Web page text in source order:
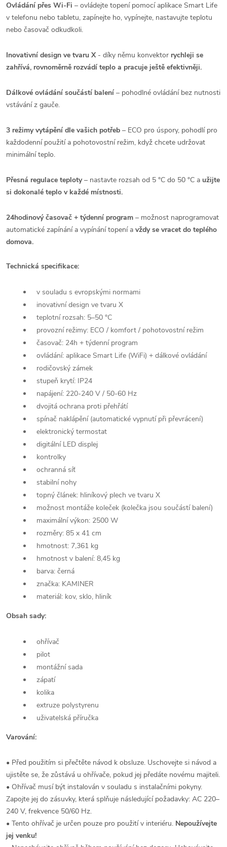
Ovládání přes Wi-Fi – ovládejte topení pomocí aplikace Smart Life
v telefonu nebo tabletu, zapínejte ho, vypínejte, nastavujte teplotu
nebo časovač odkudkoli.
Inovativní design ve tvaru X - díky němu konvektor rychleji se
zahřívá, rovnoměrně rozvádí teplo a pracuje ještě efektivněji.
Dálkové ovládání součástí balení – pohodlné ovládání bez nutnosti
vstávání z gauče.
3 režimy vytápění dle vašich potřeb – ECO pro úspory, pohodlí pro
každodenní použití a pohotovostní režim, když chcete udržovat
minimální teplo.
Přesná regulace teploty – nastavte rozsah od 5 °C do 50 °C a užijte
si dokonalé teplo v každé místnosti.
24hodinový časovač + týdenní program – možnost naprogramovat
automatické zapínání a vypínání topení a vždy se vracet do teplého
domova.
Technická specifikace:
v souladu s evropskými normami
inovativní design ve tvaru X
teplotní rozsah: 5–50 °C
provozní režimy: ECO / komfort / pohotovostní režim
časovač: 24h + týdenní program
ovládání: aplikace Smart Life (WiFi) + dálkové ovládání
rodičovský zámek
stupeň krytí: IP24
napájení: 220-240 V / 50-60 Hz
dvojitá ochrana proti přehřátí
spínač naklápění (automatické vypnutí při převrácení)
elektronický termostat
digitální LED displej
kontrolky
ochranná síť
stabilní nohy
topný článek: hliníkový plech ve tvaru X
možnost montáže koleček (kolečka jsou součástí balení)
maximální výkon: 2500 W
rozměry: 85 x 41 cm
hmotnost: 7,361 kg
hmotnost v balení: 8,45 kg
barva: černá
značka: KAMINER
materiál: kov, sklo, hliník
Obsah sady:
ohřívač
pilot
montážní sada
zápatí
kolika
extruze polystyrenu
uživatelská příručka
Varování:
• Před použitím si přečtěte návod k obsluze. Uschovejte si návod a
ujistěte se, že zůstává u ohřívače, pokud jej předáte novému majiteli.
• Ohřívač musí být instalován v souladu s instalačními pokyny.
Zapojte jej do zásuvky, která splňuje následující požadavky: AC 220–
240 V, frekvence 50/60 Hz.
• Tento ohřívač je určen pouze pro použití v interiéru. Nepoužívejte
jej venku!